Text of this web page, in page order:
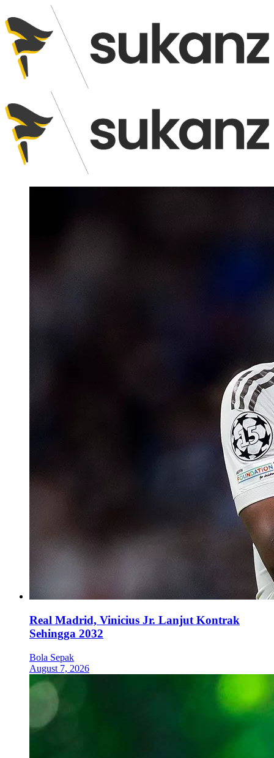
Real Madrid, Vinicius Jr. Lanjut Kontrak
Sehingga 2032
Bola Sepak
August 7, 2026